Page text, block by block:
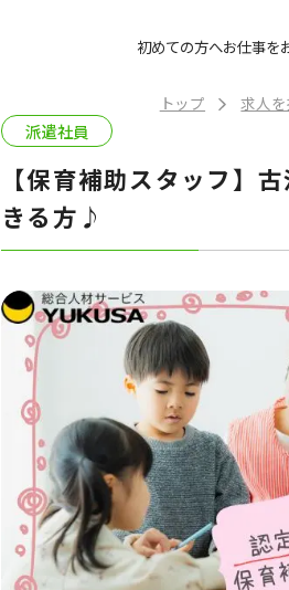
初めての方へお仕事を
トップ 求人
派遣社員
【保育補助スタッフ】
きる方♪